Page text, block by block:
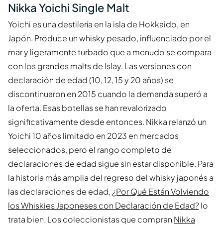
Nikka Yoichi Single Malt
Yoichi es una destilería en la isla de Hokkaido, en
Japón. Produce un whisky pesado, influenciado por el
mar y ligeramente turbado que a menudo se compara
con los grandes malts de Islay. Las versiones con
declaración de edad (10, 12, 15 y 20 años) se
discontinuaron en 2015 cuando la demanda superó a
la oferta. Esas botellas se han revalorizado
significativamente desde entonces. Nikka relanzó un
Yoichi 10 años limitado en 2023 en mercados
seleccionados, pero el rango completo de
declaraciones de edad sigue sin estar disponible. Para
la historia más amplia del regreso del whisky japonés a
las declaraciones de edad, ¿Por Qué Están Volviendo
los Whiskies Japoneses con Declaración de Edad? lo
trata bien. Los coleccionistas que compran Nikka